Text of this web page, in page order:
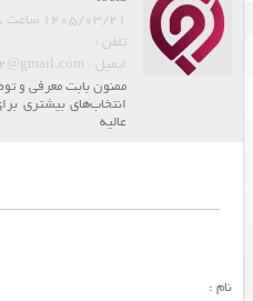
1405/03/21 ساعت 18:18
تلفن :
ایمیل : nahidnoori1402@gmail.com
ممنون بابت معرفی و
انتخاب‌های بیشتری
عالیه
نام :